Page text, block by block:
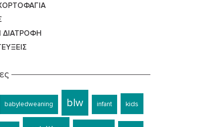
ΔΙΑΤΡΟΦΉ
babyledweaning blw infant kids